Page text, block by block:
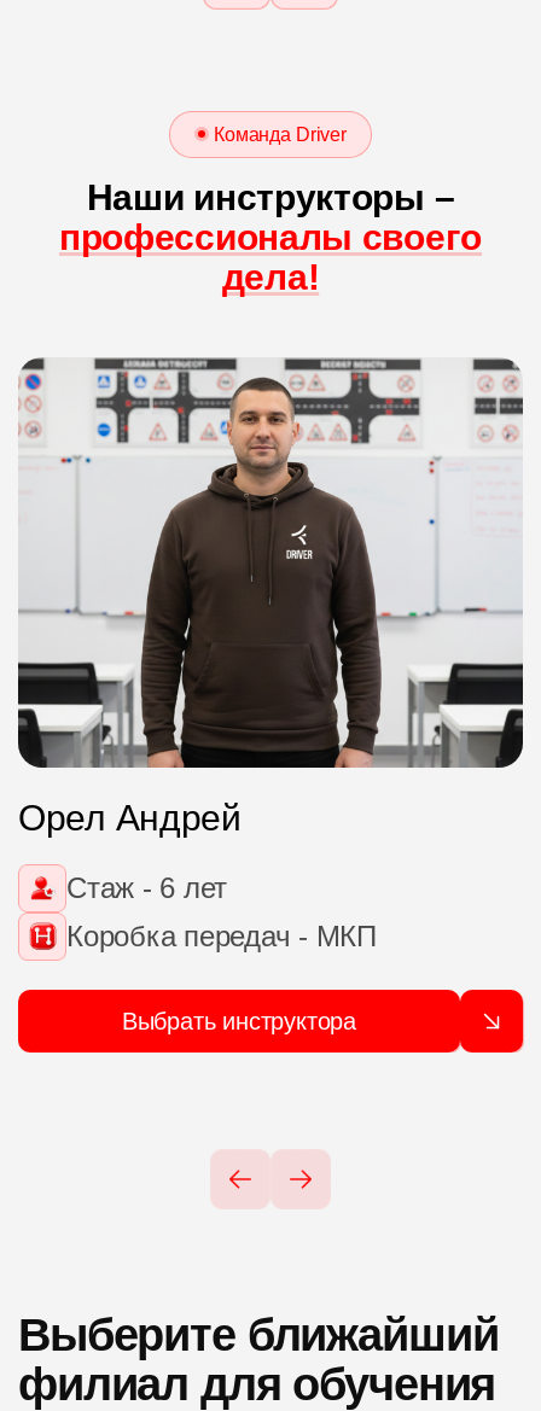
Команда Driver
Наши инструкторы –
профессионалы своего
дела!
Орел Андрей
Стаж - 6 лет
Коробка передач - МКП
Выбрать инструктора
Выберите ближайший
филиал для обучения